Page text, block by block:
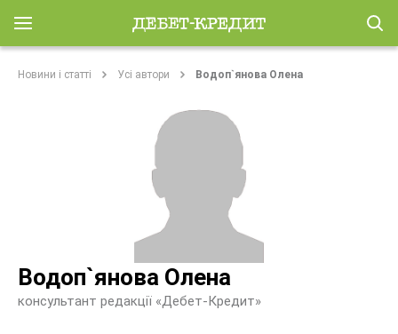
Новини і статті Усі автори Водоп`янова Олена
Водоп`янова Олена
консультант редакції «Дебет-Кредит»